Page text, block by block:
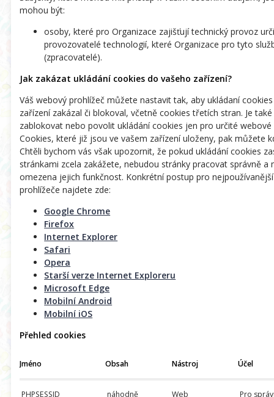
mohou být:
osoby, které pro Organizace zajišťují technický provoz
provozovatelé technologií, které Organizace pro tyto
(zpracovatelé).
Jak zakázat ukládání cookies do vašeho zařízení?
Váš webový prohlížeč můžete nastavit tak, aby ukládaní
zařízení zakázal či blokoval, včetně cookies třetích stran. Je
zablokovat nebo povolit ukládání cookies jen pro určité webové
Cookies, které již jsou ve vašem zařízení uloženy, pak můžete
Chtěli bychom vás však upozornit, že pokud ukládání cookies
stránkami zcela zakážete, nebudou stránky pracovat správně a
omezena jejich funkčnost. Konkrétní postup pro
prohlížeče najdete zde:
Google Chrome
Firefox
Internet Explorer
Safari
Opera
Starší verze Internet Exploreru
Microsoft Edge
Mobilní Android
Mobilní iOS
Přehled cookies
Jméno Obsah Nástroj Účel
PHPSESSID
náhodně
Web
Pro